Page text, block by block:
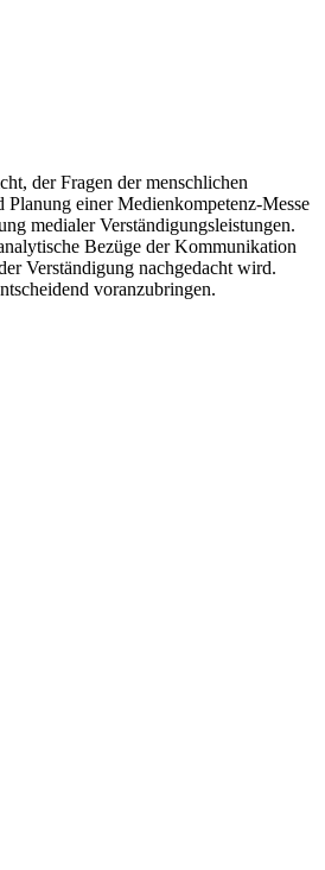
der Fragen der menschlichen
einer Medienkompetenz-Messe
medialer Verständigungsleistungen.
Bezüge der Kommunikation
Verständigung nachgedacht wird.
voranzubringen.